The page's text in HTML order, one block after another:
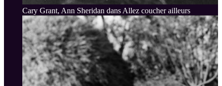
Cary Grant, Ann Sheridan dans Allez coucher ailleurs